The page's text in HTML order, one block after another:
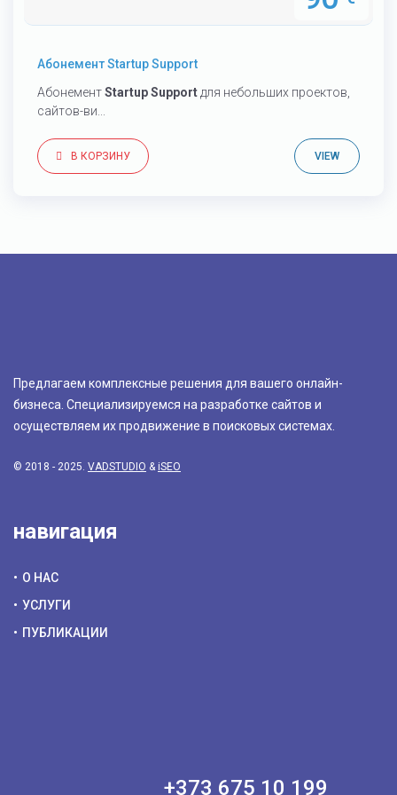
Абонемент Startup Support
АбонементStartup Support для небольших проектов,
сайтов-ви...
В КОРЗИНУ VIEW
Предлагаем комплексные решения для вашего онлайн-
бизнеса. Специализируемся на разработке сайтов и
осуществляем их продвижение в поисковых системах.
© 2018 - 2025. VADSTUDIO & iSEO
навигация
О НАС
УСЛУГИ
ПУБЛИКАЦИИ
+373 675 10 199